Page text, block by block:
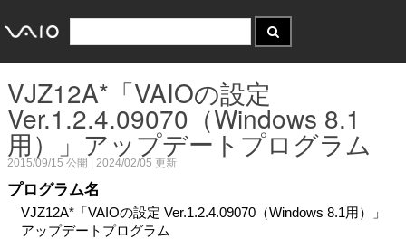
VJZ12A*「VAIOの設定
Ver.1.2.4.09070（Windows 8.1
用）」アップデートプログラム
2015/09/15 公開 | 2024/02/05 更新
プログラム名
VJZ12A*「VAIOの設定 Ver.1.2.4.09070（Windows 8.1用）」
アップデートプログラム